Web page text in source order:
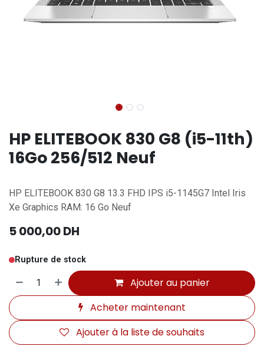
HP ELITEBOOK 830 G8 (i5-11th)
16Go 256/512 Neuf
HP ELITEBOOK 830 G8 13.3 FHD IPS i5-1145G7 Intel Iris
Xe Graphics RAM: 16 Go Neuf
5 000,00DH
Rupture de stock
Ajouter au panier
Acheter maintenant
Ajouter à la liste de souhaits